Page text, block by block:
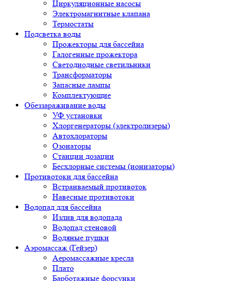
Циркуляционные насосы
Электромагнитные клапана
Термостаты
Подсветка воды
Прожекторы для бассейна
Галогенные прожектора
Светодиодные светильники
Трансформаторы
Запасные лампы
Комплектующие
Обеззараживание воды
УФ установки
Хлоргенераторы (электролизеры)
Автохлораторы
Озонаторы
Станции дозации
Бесхлорные системы (ионизаторы)
Противотоки для бассейна
Встраиваемый противоток
Навесные противотоки
Водопад для бассейна
Излив для водопада
Водопад стеновой
Водяные пушки
Аэромассаж (Гейзер)
Аеромассажные кресла
Плато
Барботажные форсунки